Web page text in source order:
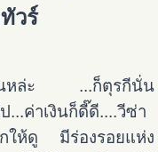
วร์
หนหล่ะ ...ก็ตุรกีนั่น
...ค่าเงินก็ดี๊ดี....วีซ่า
กให้ดู มีร่องรอยแห่ง